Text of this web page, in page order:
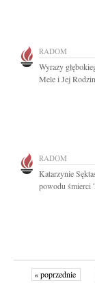
RADOM
Wyrazy
Mele i Jej
RADOM
Katarzynie
powodu śmierci
« poprzednie